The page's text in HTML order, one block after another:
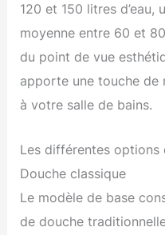
120 et 150 litres d’eau,
moyenne entre 60 et
du point de vue
apporte une touche
à votre salle de bains.
Les différentes options
Douche classique
Le modèle de base
de douche